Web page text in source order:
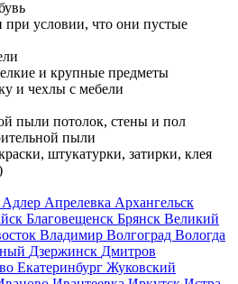
условии, что они пустые
и крупные предметы
и чехлы с мебели
пыли потолок, стены и пол
пыли
штукатурки, затирки, клея
Адлер Апрелевка Архангельск
Благовещенск Брянск Великий
Владимир Волгоград Вологда
Дзержинск Дмитров
Екатеринбург Жуковский